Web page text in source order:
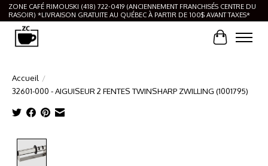
ZONE CAFÉ RIMOUSKI (418) 722-0419 (ANCIENNEMENT FRANCHISÉS CENTRE DU
RASOIR) *LIVRAISON GRATUITE AU QUÉBEC À PARTIR DE 100$ AVANT TAXES*
Panier
Accueil /
32601-000 - AIGUISEUR 2 FENTES TWINSHARP ZWILLING (1001795)